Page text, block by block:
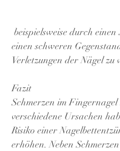
einen schweren
Verletzungen der Nägel zu
Fazit
Schmerzen im Fingernagel
verschiedene Ursachen
Risiko einer
erhöhen. Neben